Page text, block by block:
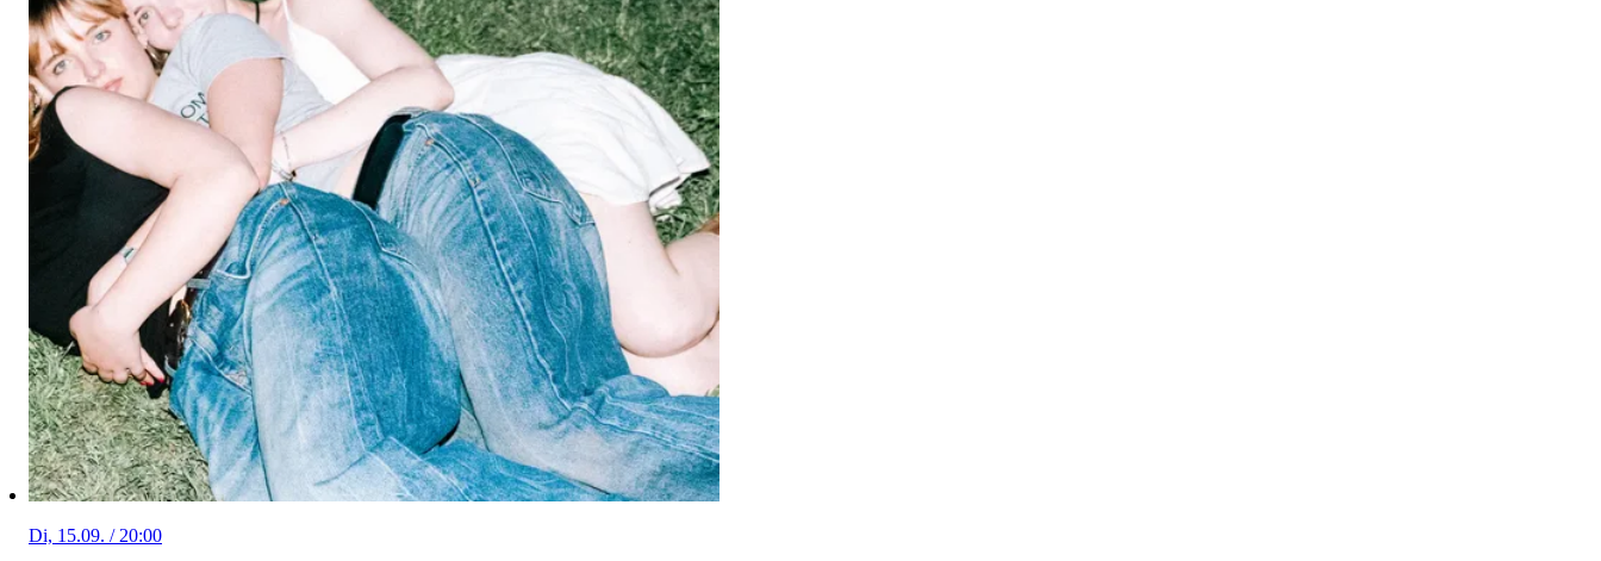
Di, 15.09. / 20:00